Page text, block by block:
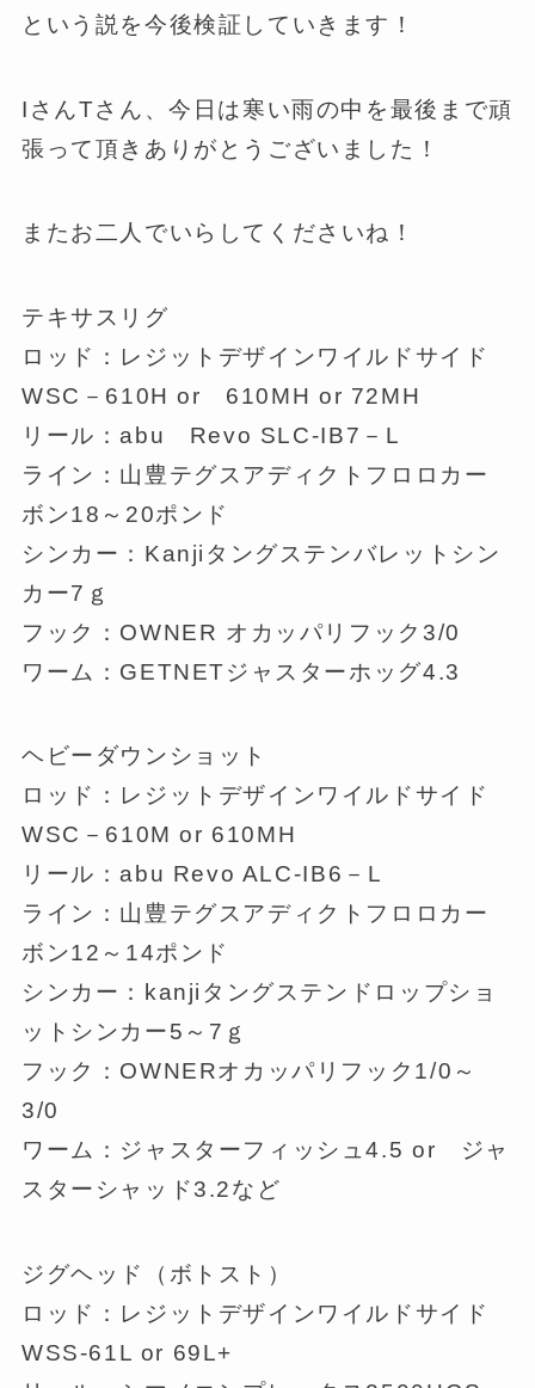
という説を今後検証していきます！
IさんTさん、今日は寒い雨の中を最後まで頑
張って頂きありがとうございました！
またお二人でいらしてくださいね！
テキサスリグ
ロッド：レジットデザインワイルドサイド
WSC－610H or 610MH or 72MH
リール：abu Revo SLC-IB7－L
ライン：山豊テグスアディクトフロロカー
ボン18～20ポンド
シンカー：Kanjiタングステンバレットシン
カー7ｇ
フック：OWNER オカッパリフック3/0
ワーム：GETNETジャスターホッグ4.3
ヘビーダウンショット
ロッド：レジットデザインワイルドサイド
WSC－610M or 610MH
リール：abu Revo ALC-IB6－L
ライン：山豊テグスアディクトフロロカー
ボン12～14ポンド
シンカー：kanjiタングステンドロップショ
ットシンカー5～7ｇ
フック：OWNERオカッパリフック1/0～
3/0
ワーム：ジャスターフィッシュ4.5 or ジャ
スターシャッド3.2など
ジグヘッド（ボトスト）
ロッド：レジットデザインワイルドサイド
WSS-61L or 69L+